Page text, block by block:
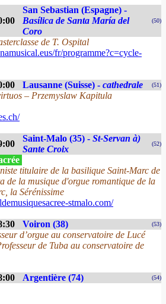
San Sebastian (Espagne) -
Basílica de Santa María del
Coro
(50)
de T. Ospital
fr/programme?c=cycle-
Lausanne (Suisse) - cathedrale (51)
– Przemyslaw Kapitula
Saint-Malo (35) - St-Servan à)
Sante Croix
(52)
titulaire de la basilique Saint-Marc de
de la musique d'orgue romantique de la
la Sérénissime
stmalo.com/
Voiron (38) (53)
d’orgue au conservatoire de Lucé
de Tuba au conservatoire de
Argentière (74) (54)